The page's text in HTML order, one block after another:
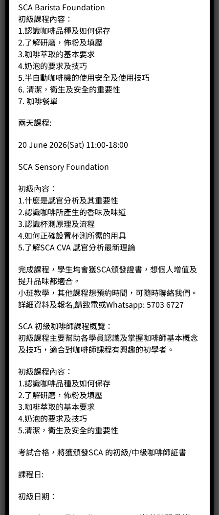
Price: HK$
-
BUY NOW
+
SCA Barista Foundation
初級課程內容：
1.認識咖啡品種及如何保存
2.了解研磨，佈粉及填壓
3.咖啡萃取的基本要求
4.奶泡的要求及技巧
5.半自動咖啡機的使用安全及使用技巧
6. 清潔，衛生及安全的重要性
7. 咖啡餐單
兩天課程:
20 June 2026(Sat) 11:00-18:00
SCA Sensory Foundation
初級內容：
1.什麼是感官分析及其重要性
2.認識咖啡所產生的香味及味道
3.認識杯測原理及流程
4.如何正確設置杯測所需的用具
5.了解SCA CVA 感官分析最新理論
完成課程，學生均會獲SCA頒發證書，想個人增值及
提升品味都適合。
小班教學，其他課程想預約時間，可隨時聯絡我們。
詳細資料及報名,請致電或Whatsapp: 5703 6727
SCA 初級咖啡師課程概覽：
初級課程主要幫助各學員認識及掌握咖啡師基本概念
及技巧，適合對咖啡師課程有興趣的初學者。
初級課程內容：
1.認識咖啡品種及如何保存
2.了解研磨，佈粉及填壓
3.咖啡萃取的基本要求
4.奶泡的要求及技巧
5.清潔，衛生及安全的重要性
考試合格，將獲頒發SCA 的初級/中級咖啡師証書
課程日:
初級日期：